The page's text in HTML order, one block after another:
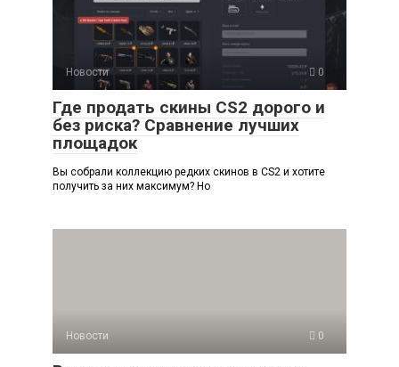
Новости 0
Где продать скины CS2 дорого и
без риска? Сравнение лучших
площадок
Вы собрали коллекцию редких скинов в CS2 и хотите
получить за них максимум? Но
Новости 0